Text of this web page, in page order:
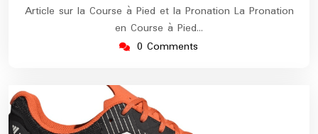
Article sur la Course à Pied et la Pronation La Pronation
en Course à Pied…
0 Comments